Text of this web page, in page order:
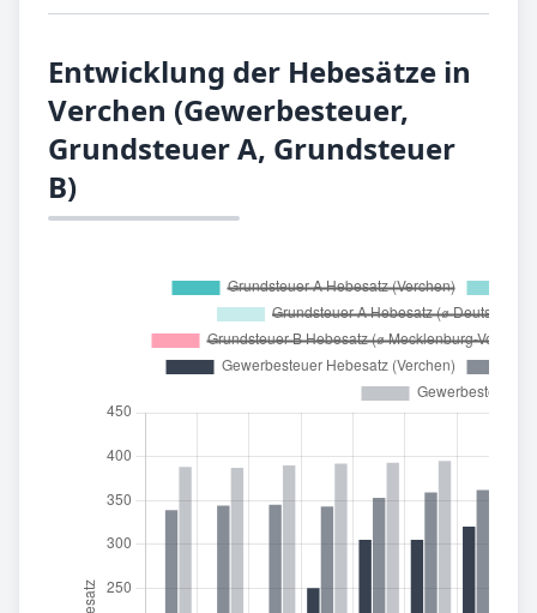
Entwicklung der Hebesätze in
Verchen (Gewerbesteuer,
Grundsteuer A, Grundsteuer
B)